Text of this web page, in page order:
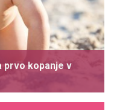
prvo kopanje v